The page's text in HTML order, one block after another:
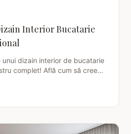
Interior Bucatarie
unui dizain interior de bucatarie
complet! Află cum să creezi